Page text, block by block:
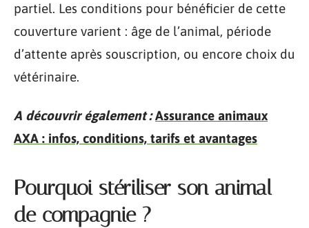
partiel. Les conditions pour bénéficier de cette
couverture varient : âge de l’animal, période
d’attente après souscription, ou encore choix du
vétérinaire.
A découvrir également : Assurance animaux
AXA : infos, conditions, tarifs et avantages
Pourquoi stériliser son animal
de compagnie ?